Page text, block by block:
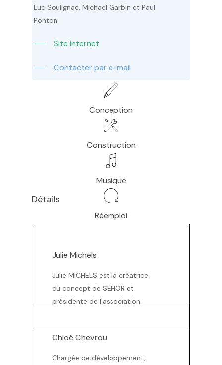
Luc Soulignac, Michael Garbinet Paul
Ponton.
Site internet
Contacter par e-mail
Conception
Construction
Musique
Réemploi
Détails
Julie Michels
Julie MICHELS est la créatrice
du concept de SEHOR et
présidente de l'association.
Chloé Chevrou
Chargée de développement,